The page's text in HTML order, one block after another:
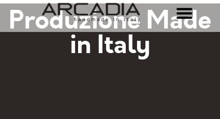
Produzione Made
in Italy